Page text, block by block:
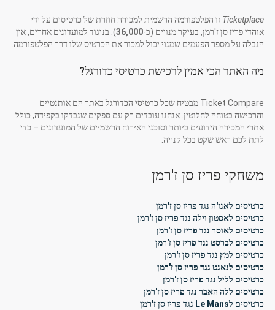
Ticketplace זו הפלטפורמה הרשמית למכירה חוזרת של כרטיסים על ידי
אוהדי פריז סן ז'רמן, בעיקר מנויים (כ-36,000). בניגוד למועדונים אחרים, אין
הגבלה על מספר הפעמים שמנוי יכול למכור את הכרטיס שלו דרך הפלטפורמה.
מה האתר הכי אמין לרכישת כרטיסי כדורגל?
Ticket Compare מבטיח שכל כרטיסי הכדורגל באתר הם אותנטיים
והרכישה בטוחה לחלוטין. אנחנו עובדים רק עם ספקים שנבדקו בקפידה, כולל
אתרי המכירה הידועים ביותר וסוכני האירוח הרשמיים של המועדונים – כדי
לתת לכם ראש שקט בכל קנייה.
משחקי פריז סן ז'רמן
כרטיסים לאנז'ה נגד פריז סן ז'רמן
כרטיסים לאסטון וילה נגד פריז סן ז'רמן
כרטיסים לאוסר נגד פריז סן ז'רמן
כרטיסים לברסט נגד פריז סן ז'רמן
כרטיסים למץ נגד פריז סן ז'רמן
כרטיסים לנאנט נגד פריז סן ז'רמן
כרטיסים לליל נגד פריז סן ז'רמן
כרטיסים ללה האבר נגד פריז סן ז'רמן
כרטיסים לLe Mans נגד פריז סן ז'רמן